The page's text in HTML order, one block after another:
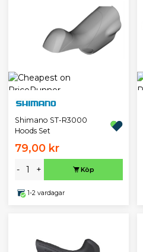
Shimano ST-R3000
Hoods Set
79,00 kr
- + Köp
1-2 vardagar